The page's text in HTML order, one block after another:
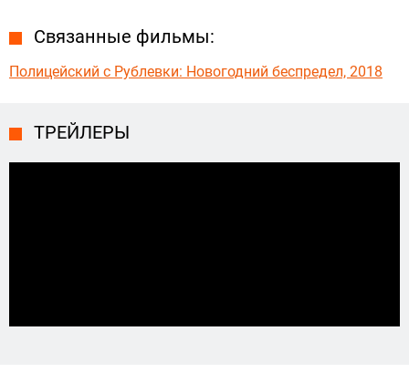
Связанные фильмы:
Полицейский с Рублевки: Новогодний беспредел, 2018
ТРЕЙЛЕРЫ